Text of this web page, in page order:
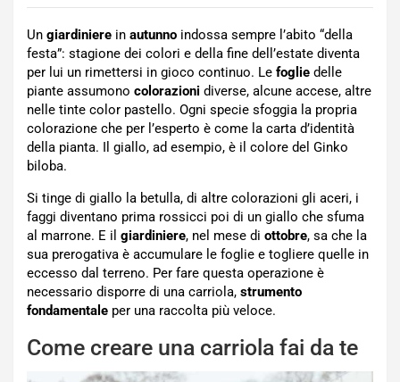
Un giardiniere in autunno indossa sempre l’abito “della
festa”: stagione dei colori e della fine dell’estate diventa
per lui un rimettersi in gioco continuo. Le foglie delle
piante assumono colorazioni diverse, alcune accese, altre
nelle tinte color pastello. Ogni specie sfoggia la propria
colorazione che per l’esperto è come la carta d’identità
della pianta. Il giallo, ad esempio, è il colore del Ginko
biloba.
Si tinge di giallo la betulla, di altre colorazioni gli aceri, i
faggi diventano prima rossicci poi di un giallo che sfuma
al marrone. E il giardiniere, nel mese di ottobre, sa che la
sua prerogativa è accumulare le foglie e togliere quelle in
eccesso dal terreno. Per fare questa operazione è
necessario disporre di una carriola, strumento
fondamentale per una raccolta più veloce.
Come creare una carriola fai da te